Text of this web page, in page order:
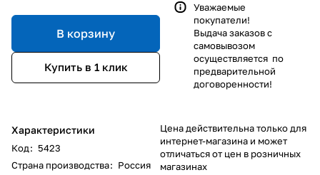
В корзину
Купить в 1 клик
Характеристики
Код: 5423
Страна производства: Россия
Уважаемые
покупатели!
Выдача заказов с
самовывозом
осуществляется по
предварительной
договоренности!
Цена действительна только для
интернет-магазина и может
отличаться от цен в розничных
магазинах